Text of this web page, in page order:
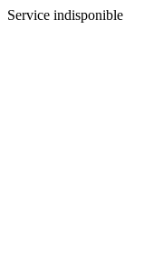
Service indisponible